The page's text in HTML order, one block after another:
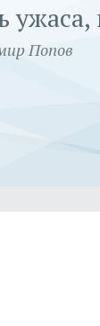
Попов